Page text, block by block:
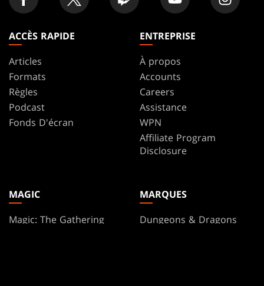
ACCÈS RAPIDE
Articles
Formats
Règles
Podcast
Fonds D'écran
ENTREPRISE
À propos
Accounts
Careers
Assistance
WPN
Affiliate Program
Disclosure
MAGIC
Magic: The Gathering
MARQUES
Dungeons & Dragons